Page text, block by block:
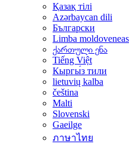
Қазақ тілі
Azərbaycan dili
Български
Limba
ქართული ენა
Tiếng Việt
Кыргы́з тили
lietuvių kalba
čeština
Malti
Slovenski
Gaeilge
ภาษาไทย